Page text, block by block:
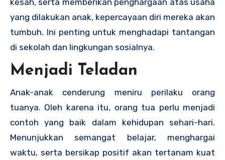
yang dilakukan anak, kepercayaan diri mereka akan
tumbuh. Ini penting untuk menghadapi tantangan
di sekolah dan lingkungan sosialnya.
Menjadi Teladan
Anak-anak cenderung meniru perilaku orang
tuanya. Oleh karena itu, orang tua perlu menjadi
contoh yang baik dalam kehidupan sehari-hari.
Menunjukkan semangat belajar, menghargai
waktu, serta bersikap positif akan tertanam kuat